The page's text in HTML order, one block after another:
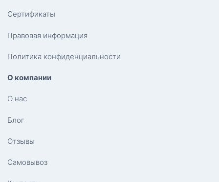
Сертификаты
Правовая информация
Политика конфиденциальности
О компании
О нас
Блог
Отзывы
Самовывоз